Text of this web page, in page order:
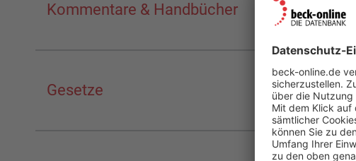
Kommentare & Handbücher
Gesetze